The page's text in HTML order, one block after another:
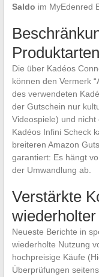
Saldo im MyEdenred
Produktarten
Die über Kadéos
können den Vermerk
des verwendeten
der Gutschein nur
Videospiele) und
Kadéos Infini Scheck
breiteren Amazon
garantiert: Es hängt
der Umwandlung ab.
Verstärkte
Neueste Berichte in
wiederholte Nutzung
hochpreisige Käufe
Überprüfungen